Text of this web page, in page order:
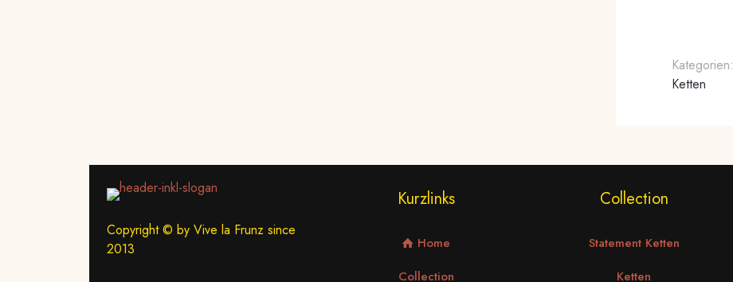
Kategorien:
Ketten
Copyright © by Vive la Frunz since
2013
Kurzlinks
Home
Collection
Collection
Statement Ketten
Ketten